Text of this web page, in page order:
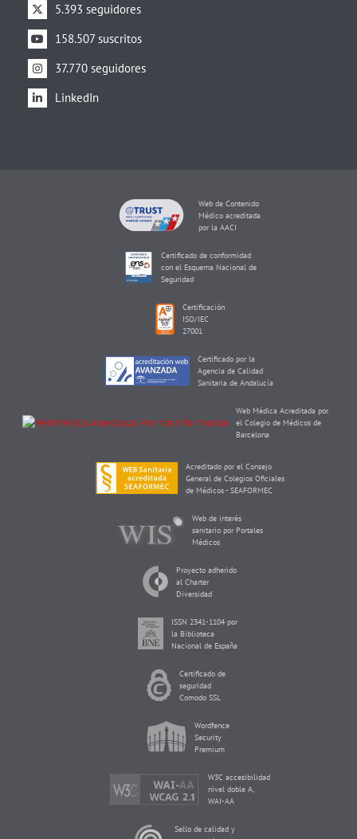
5.393 seguidores
158.507 suscritos
37.770 seguidores
LinkedIn
Web de Contenido
Médico acreditada
por la AACI
Certificado de conformidad
con el Esquema Nacional de
Seguridad
Certificación
ISO/IEC
27001
Certificado por la
Agencia de Calidad
Sanitaria de Andalucía
Web Médica Acreditada por
el Colegio de Médicos de
Barcelona
Acreditado por el Consejo
General de Colegios Oficiales
de Médicos - SEAFORMEC
Web de interés
sanitario por Portales
Médicos
Proyecto adherido
al Charter
Diversidad
ISSN 2341-1104 por
la Biblioteca
Nacional de España
Certificado de
seguridad
Comodo SSL
Wordfence
Security
Premium
W3C accesibilidad
nivel doble A,
WAI-AA
Sello de calidad y